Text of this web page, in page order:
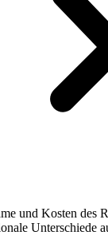
und Kosten des
Unterschiede